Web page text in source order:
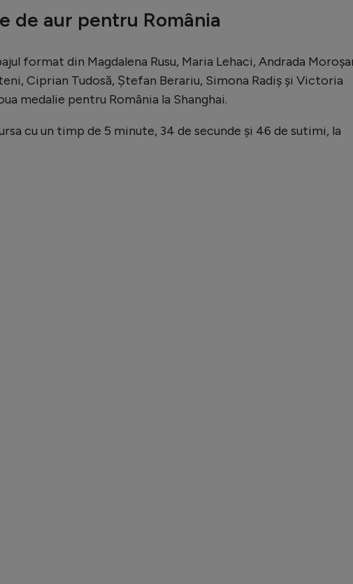
de aur pentru România
format din Magdalena Rusu, Maria Lehaci, Andrada
Ciprian Tudosă, Ştefan Berariu, Simona Radiş şi Victoria
medalie pentru România la Shanghai.
cu un timp de 5 minute, 34 de secunde și 46 de sutimi, la